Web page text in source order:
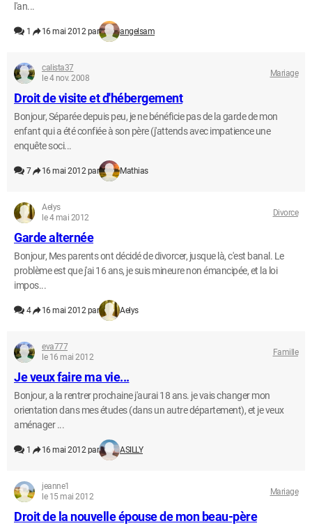
l'an...
1 16 mai 2012 par angelsam
calista37
le 4 nov. 2008
Mariage
Droit de visite et d'hébergement
Bonjour, Séparée depuis peu, je ne bénéficie pas de la garde de mon
enfant qui a été confiée à son père (j'attends avec impatience une
enquête soci...
7 16 mai 2012 par Mathias
Aelys
le 4 mai 2012
Divorce
Garde alternée
Bonjour, Mes parents ont décidé de divorcer, jusque là, c'est banal. Le
problème est que j'ai 16 ans, je suis mineure non émancipée, et la loi
impos...
4 16 mai 2012 par Aelys
eva777
le 16 mai 2012
Famille
Je veux faire ma vie...
Bonjour, a la rentrer prochaine j'aurai 18 ans. je vais changer mon
orientation dans mes études (dans un autre département), et je veux
aménager ...
1 16 mai 2012 par ASILLY
jeanne1
le 15 mai 2012
Mariage
Droit de la nouvelle épouse de mon beau-père